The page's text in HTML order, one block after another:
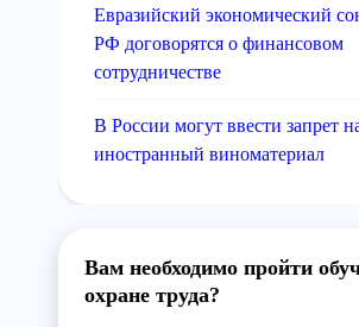
Евразийский экономический
РФ договорятся о финансовом
сотрудничестве
В России могут ввести запрет
иностранный виноматериал
Вам необходимо пройти
охране труда?